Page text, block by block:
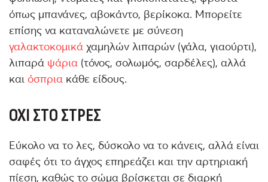
όπως μπανάνες, αβοκάντο, βερίκοκα. Μπορείτε
επίσης να καταναλώνετε με σύνεση
γαλακτοκομικά χαμηλών λιπαρών (γάλα, γιαούρτι),
λιπαρά ψάρια (τόνος, σολωμός, σαρδέλες), αλλά
και όσπρια κάθε είδους.
ΌΧΙ ΣΤΟ ΣΤΡΕΣ
Εύκολο να το λες, δύσκολο να το κάνεις, αλλά είναι
σαφές ότι το άγχος επηρεάζει και την αρτηριακή
πίεση, καθώς το σώμα βρίσκεται σε διαρκή